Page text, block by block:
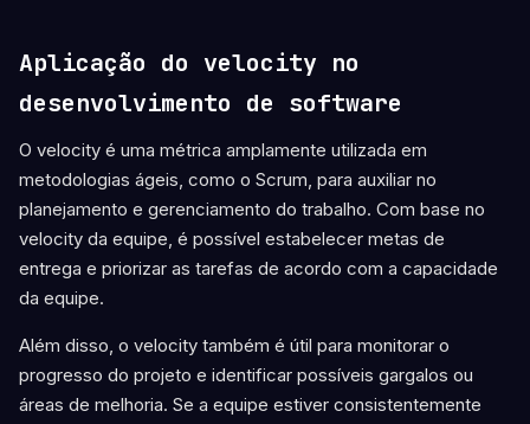
Aplicação do velocity no
desenvolvimento de software
O velocity é uma métrica amplamente utilizada em
metodologias ágeis, como o Scrum, para auxiliar no
planejamento e gerenciamento do trabalho. Com base no
velocity da equipe, é possível estabelecer metas de
entrega e priorizar as tarefas de acordo com a capacidade
da equipe.
Além disso, o velocity também é útil para monitorar o
progresso do projeto e identificar possíveis gargalos ou
áreas de melhoria. Se a equipe estiver consistentemente